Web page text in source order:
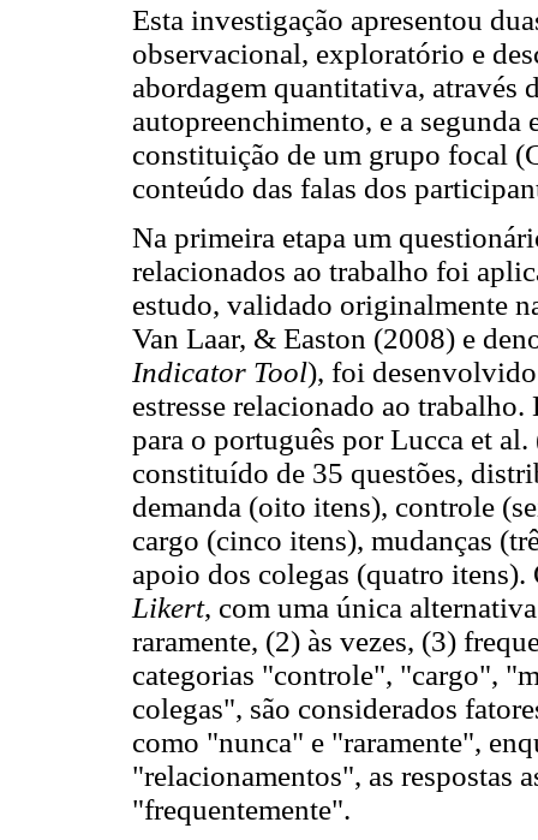
Esta investigação apresentou
observacional, exploratório e
abordagem quantitativa, através
autopreenchimento, e a
constituição de um grupo focal
conteúdo das falas dos
Na primeira etapa um
relacionados ao trabalho foi
estudo, validado originalmente
Van Laar, & Easton (2008) e
Indicator Tool), foi
estresse relacionado ao
para o português por Lucca et
constituído de 35 questões,
demanda (oito itens), controle
cargo (cinco itens), mudanças
apoio dos colegas (quatro
Likert, com uma única
raramente, (2) às vezes, (3)
categorias "controle", "cargo",
colegas", são considerados
como "nunca" e "raramente",
"relacionamentos", as respostas
"frequentemente".